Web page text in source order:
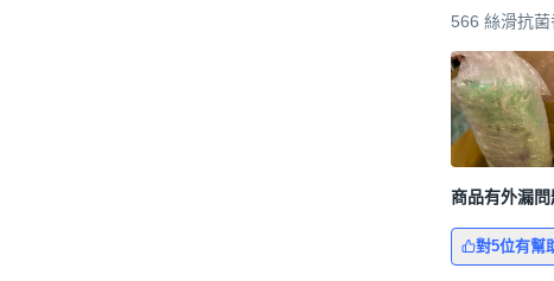
566 絲滑抗
商品有外漏問
對5位有幫